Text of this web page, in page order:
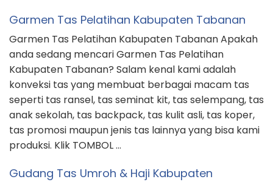
Garmen Tas Pelatihan Kabupaten Tabanan
Garmen Tas Pelatihan Kabupaten Tabanan Apakah
anda sedang mencari Garmen Tas Pelatihan
Kabupaten Tabanan? Salam kenal kami adalah
konveksi tas yang membuat berbagai macam tas
seperti tas ransel, tas seminat kit, tas selempang, tas
anak sekolah, tas backpack, tas kulit asli, tas koper,
tas promosi maupun jenis tas lainnya yang bisa kami
produksi. Klik TOMBOL …
Gudang Tas Umroh & Haji Kabupaten